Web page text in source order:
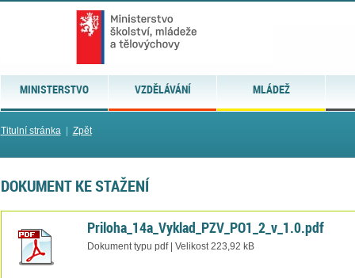
MINISTERSTVO VZDĚLÁVÁNÍ MLÁDEŽ
Titulní stránka| Zpět
DOKUMENT KE STAŽENÍ
Priloha_14a_Vyklad_PZV_PO1_2_v_1.0.pdf
Dokument typu pdf | Velikost 223,92 kB